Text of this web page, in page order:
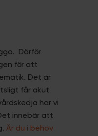
Därför
för att
Det är
får akut
har vi
innebär att
Är du i behov